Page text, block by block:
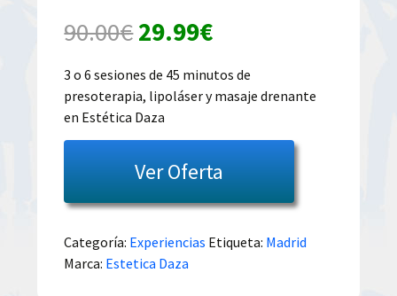
90.00€El
precio
original
era:
90.00€.
29.99€El
precio
actual
es:
29.99€.
3 o 6 sesiones de 45 minutos de
presoterapia, lipoláser y masaje drenante
en Estética Daza
Ver Oferta
Categoría: Experiencias Etiqueta: Madrid
Marca: Estetica Daza